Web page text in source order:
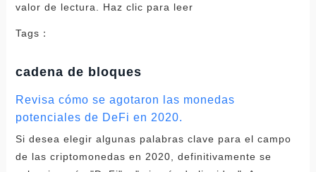
valor de lectura. Haz clic para leer
Tags：
cadena de bloques
Revisa cómo se agotaron las monedas
potenciales de DeFi en 2020.
Si desea elegir algunas palabras clave para el campo
de las criptomonedas en 2020, definitivamente se